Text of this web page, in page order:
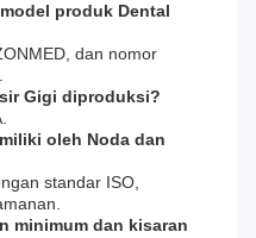
produk Dental
dan nomor
Gigi diproduksi?
oleh Noda dan
standar ISO,
minimum dan kisaran